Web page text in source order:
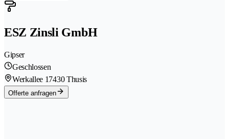
ESZ Zinsli GmbH
Gipser
Geschlossen
Werkallee 17430 Thusis
Offerte anfragen